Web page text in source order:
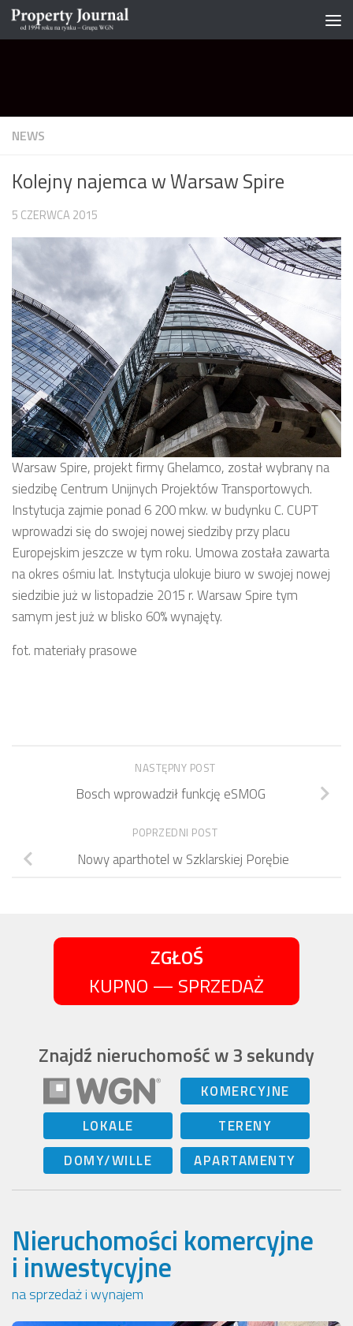
Skip to content
NEWS
Kolejny najemca w Warsaw Spire
5 CZERWCA 2015
Warsaw Spire, projekt firmy Ghelamco, został wybrany na
siedzibę Centrum Unijnych Projektów Transportowych.
Instytucja zajmie ponad 6 200 mkw. w budynku C. CUPT
wprowadzi się do swojej nowej siedziby przy placu
Europejskim jeszcze w tym roku. Umowa została zawarta
na okres ośmiu lat. Instytucja ulokuje biuro w swojej nowej
siedzibie już w listopadzie 2015 r. Warsaw Spire tym
samym jest już w blisko 60% wynajęty.
fot. materiały prasowe
NASTĘPNY POST
Bosch wprowadził funkcję eSMOG
POPRZEDNI POST
Nowy aparthotel w Szklarskiej Porębie
ZGŁOŚ
KUPNO — SPRZEDAŻ
Znajdź nieruchomość w 3 sekundy
KOMERCYJNE
LOKALE
TERENY
DOMY/WILLE
APARTAMENTY
Nieruchomości komercyjne
i inwestycyjne
na sprzedaż i wynajem